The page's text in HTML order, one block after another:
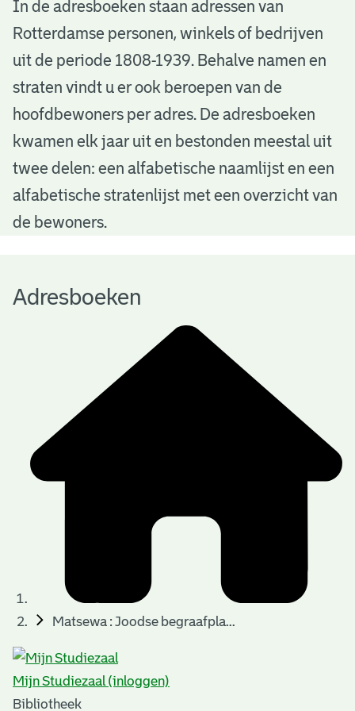
A
d
e
b
o
e
e
In de adresboeken staan adressen van
Rotterdamse personen, winkels of bedrijven
uit de periode 1808-1939. Behalve namen en
straten vindt u er ook beroepen van de
hoofdbewoners per adres. De adresboeken
kwamen elk jaar uit en bestonden meestal uit
twee delen: een alfabetische naamlijst en een
alfabetische stratenlijst met een overzicht van
de bewoners.
Adresboeken
Matsewa : Joodse begraafpla...
Mijn Studiezaal (inloggen)
Bibliotheek